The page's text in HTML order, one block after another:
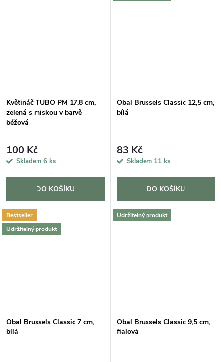
Květináč TUBO PM 17,8 cm,
zelená s miskou v barvě
béžová
100 Kč
Skladem 6 ks
DO KOŠÍKU
Obal Brussels Classic 12,5 cm,
bílá
83 Kč
Skladem 11 ks
DO KOŠÍKU
Bestseller
Udržitelný produkt
Obal Brussels Classic 7 cm,
bílá
Udržitelný produkt
Obal Brussels Classic 9,5 cm,
fialová